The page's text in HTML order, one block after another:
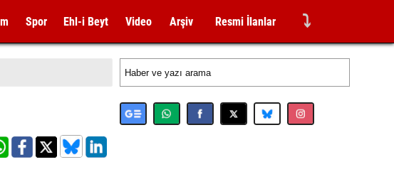
Spor Ehl-i Beyt Video Arşiv Resmi İlanlar ⤵